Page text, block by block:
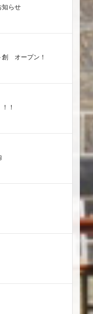
らせ
創 オープン！
！